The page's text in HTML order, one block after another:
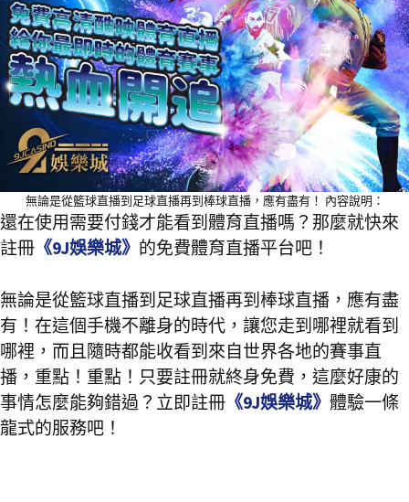
無論是從籃球直播到足球直播再到棒球直播，應有盡有！ 內容說明：
還在使用需要付錢才能看到體育直播嗎？那麼就快來
註冊 《9J娛樂城》 的免費體育直播平台吧！
無論是從籃球直播到足球直播再到棒球直播，應有盡
有！在這個手機不離身的時代，讓您走到哪裡就看到
哪裡，而且隨時都能收看到來自世界各地的賽事直
播，重點！重點！只要註冊就終身免費，這麼好康的
事情怎麼能夠錯過？立即註冊 《9J娛樂城》 體驗一條
龍式的服務吧！